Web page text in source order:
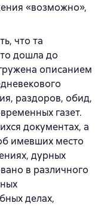
«возможно»,
что та
дошла до
описанием
раздоров, обид,
газет.
документах, а
имевших место
дурных
в различного
делах,